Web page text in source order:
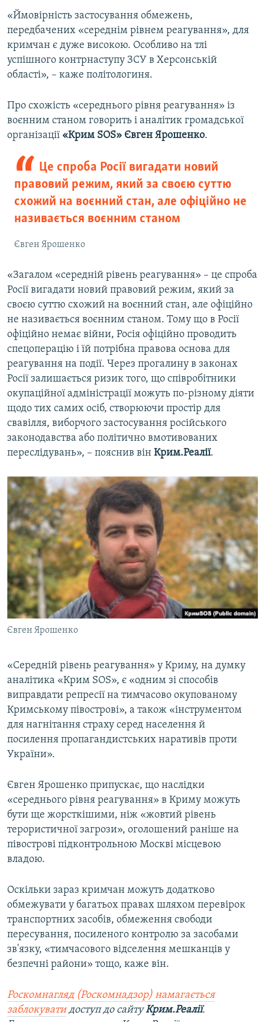
«Ймовірність застосування обмежень,
передбачених «середнім рівнем реагування», для
кримчан є дуже високою. Особливо на тлі
успішного контрнаступу ЗСУ в Херсонській
області», – каже політологиня.
Про схожість «середнього рівня реагування» із
воєнним станом говорить і аналітик громадської
організації «Крим SOS» Євген Ярошенко.
Це спроба Росії вигадати новий
правовий режим, який за своєю суттю
схожий на воєнний стан, але офіційно не
називається воєнним станом
Євген Ярошенко
«Загалом «середній рівень реагування» – це спроба
Росії вигадати новий правовий режим, який за
своєю суттю схожий на воєнний стан, але офіційно
не називається воєнним станом. Тому що в Росії
офіційно немає війни, Росія офіційно проводить
спецоперацію і їй потрібна правова основа для
реагування на події. Через прогалину в законах
Росії залишається ризик того, що співробітники
окупаційної адміністрації можуть по-різному діяти
щодо тих самих осіб, створюючи простір для
свавілля, виборчого застосування російського
законодавства або політично вмотивованих
переслідувань», – пояснив він Крим.Реалії.
Євген Ярошенко
«Середній рівень реагування» у Криму, на думку
аналітика «Крим SOS», є «одним зі способів
виправдати репресії на тимчасово окупованому
Кримському півострові», а також «інструментом
для нагнітання страху серед населення й
посилення пропагандистських наративів проти
України».
Євген Ярошенко припускає, що наслідки
«середнього рівня реагування» в Криму можуть
бути ще жорсткішими, ніж «жовтий рівень
терористичної загрози», оголошений раніше на
півострові підконтрольною Москві місцевою
владою.
Оскільки зараз кримчан можуть додатково
обмежувати у багатьох правах шляхом перевірок
транспортних засобів, обмеження свободи
пересування, посиленого контролю за засобами
зв'язку, «тимчасового відселення мешканців у
безпечні райони» тощо, каже він.
Роскомнагляд (Роскомнадзор) намагається
заблокуватидоступ до сайтуКрим.Реалії.